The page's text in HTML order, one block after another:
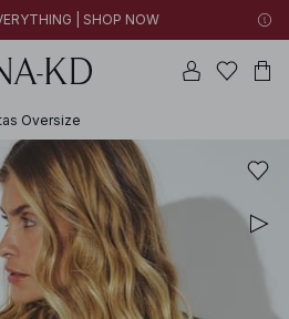
| SHOP NOW
Oversize